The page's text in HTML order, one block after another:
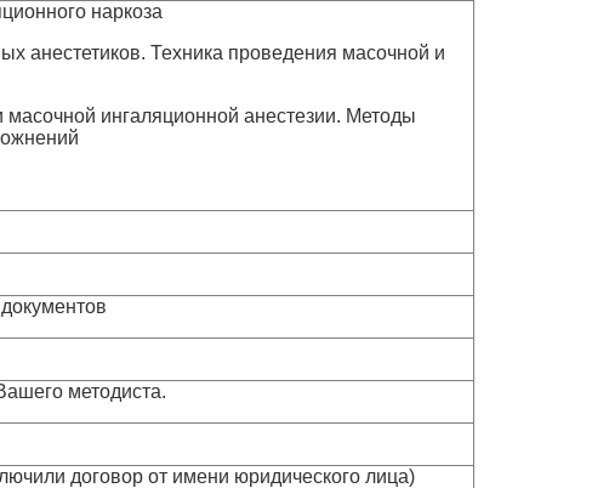
наркоза
анестетиков. Техника проведения масочной и
ингаляционной анестезии. Методы
методиста.
договор от имени юридического лица)